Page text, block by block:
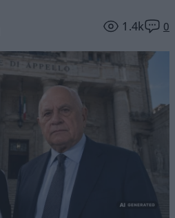
1.4k 0